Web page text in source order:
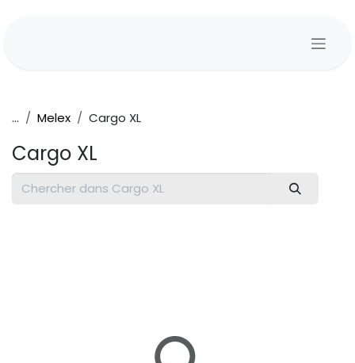
... Melex Cargo XL
Cargo XL